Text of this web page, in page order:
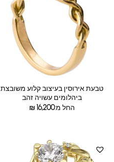
טבעת אירוסין בעיצוב קלוע משובצת
ביהלומים עשויה זהב
החל מ:
₪16,200